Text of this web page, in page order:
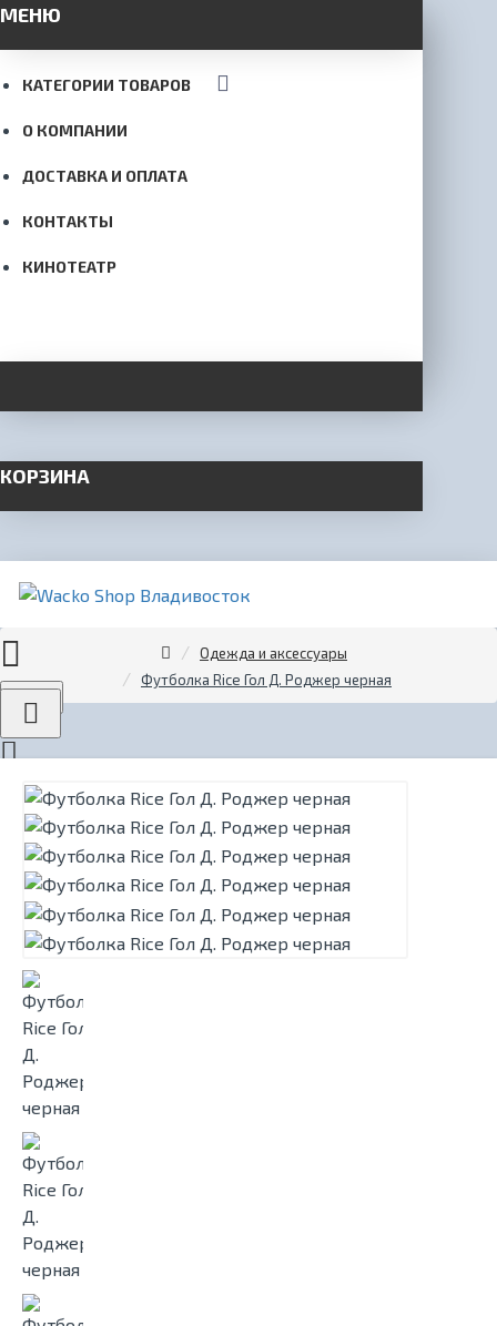
МЕНЮ
КАТЕГОРИИ ТОВАРОВ
О КОМПАНИИ
ДОСТАВКА И ОПЛАТА
КОНТАКТЫ
КИНОТЕАТР
КОРЗИНА
Menu
Одежда и аксессуары
Футболка Rice Гол Д. Роджер черная